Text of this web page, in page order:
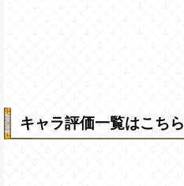
キャラ評価一覧はこちら